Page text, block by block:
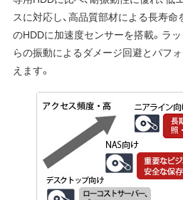
スに対応し、高品質部材による長寿
のHDDに加速度センサーを搭載。ラ
らの振動によるダメージ回避とパフ
えます。